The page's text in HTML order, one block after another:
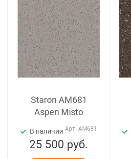
Staron AM681
Aspen Misto
В наличии Арт. AM681
25 500 руб.